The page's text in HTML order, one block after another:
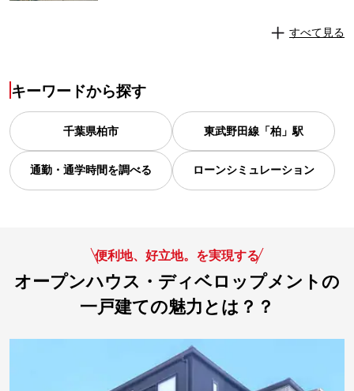
すべて見る
キーワードから探す
千葉県柏市 東武野田線「柏」駅
通勤・通学時間を調べる ローンシミュレーション
便利地、好立地。を実現する
オープンハウス・ディベロップメントの
一戸建ての魅力とは？？